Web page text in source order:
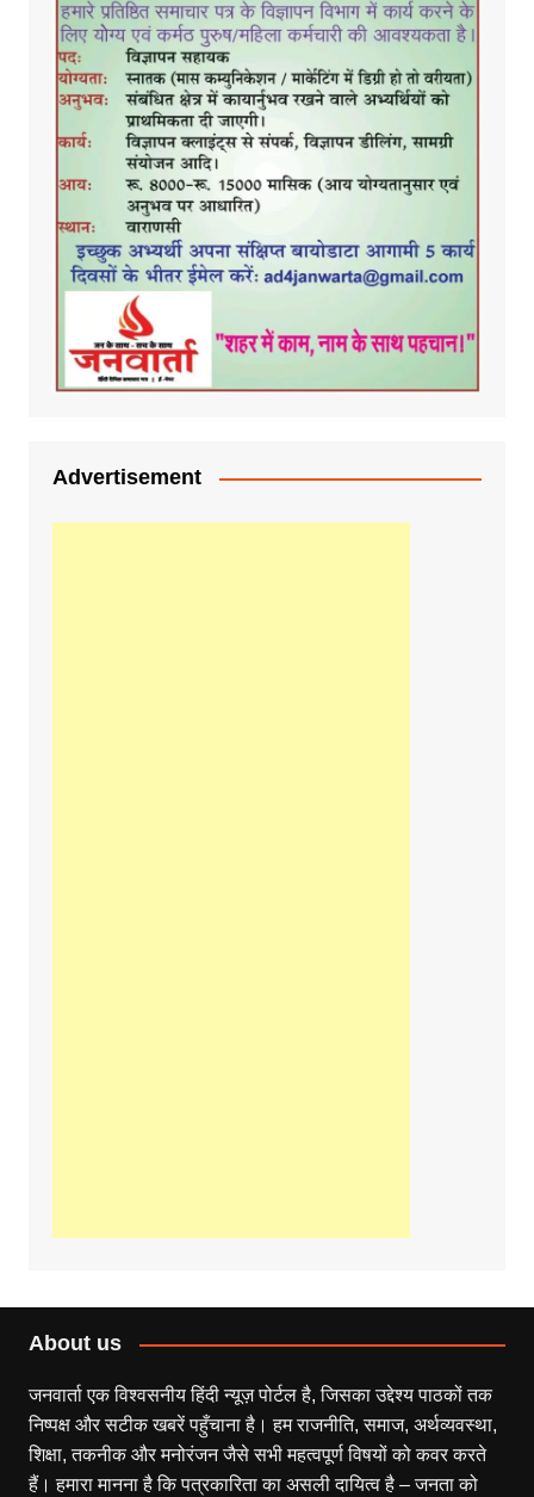
Advertisement
About us
जनवार्ता एक विश्वसनीय हिंदी न्यूज़ पोर्टल है, जिसका उद्देश्य पाठकों तक
निष्पक्ष और सटीक खबरें पहुँचाना है। हम राजनीति, समाज, अर्थव्यवस्था,
शिक्षा, तकनीक और मनोरंजन जैसे सभी महत्वपूर्ण विषयों को कवर करते
हैं। हमारा मानना है कि पत्रकारिता का असली दायित्व है – जनता को